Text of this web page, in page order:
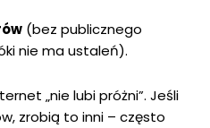
(bez publicznego
nie ma ustaleń).
„nie lubi próżni”. Jeśli
zrobią to inni – często